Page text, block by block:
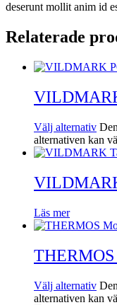
deserunt mollit anim id
Relaterade
Välj alternativ
alternativen kan
Läs mer
Välj alternativ
alternativen kan